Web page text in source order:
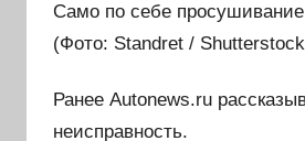
Само по себе просушивание
(Фото: Standret /
Ранее Autonews.ru
неисправность.